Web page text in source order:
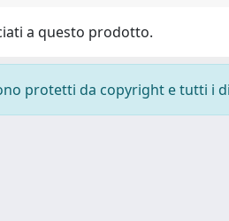
a questo prodotto.
protetti da copyright e tutti i